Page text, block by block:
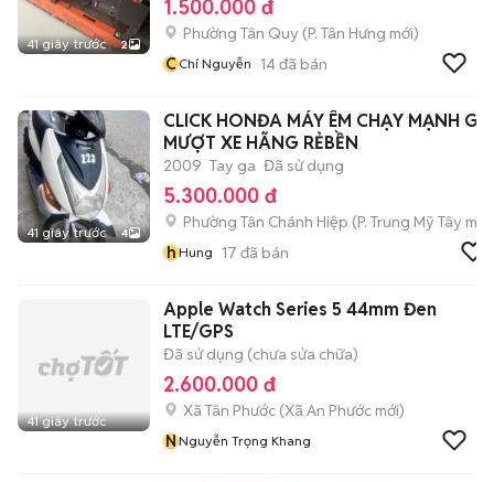
41 giây trước 2
1.500.000 đ
Phường Tân Quy (P. Tân Hưng mới)
CChí Nguyễn 14đã bán
41 giây trước 4
CLICK HONĐA MÁY ÊM CHẠY MẠNH GA
MƯỢT XE HÃNG RẺBỀN
2009 Tay ga Đã sử dụng
5.300.000 đ
Phường Tân Chánh Hiệp (P. Trung Mỹ Tây mới)
hHung 17 đã bán
41 giây trước
Apple Watch Series 5 44mm Đen
LTE/GPS
Đã sử dụng (chưa sửa chữa)
2.600.000 đ
Xã Tân Phước (Xã An Phước mới)
NNguyễn Trọng Khang